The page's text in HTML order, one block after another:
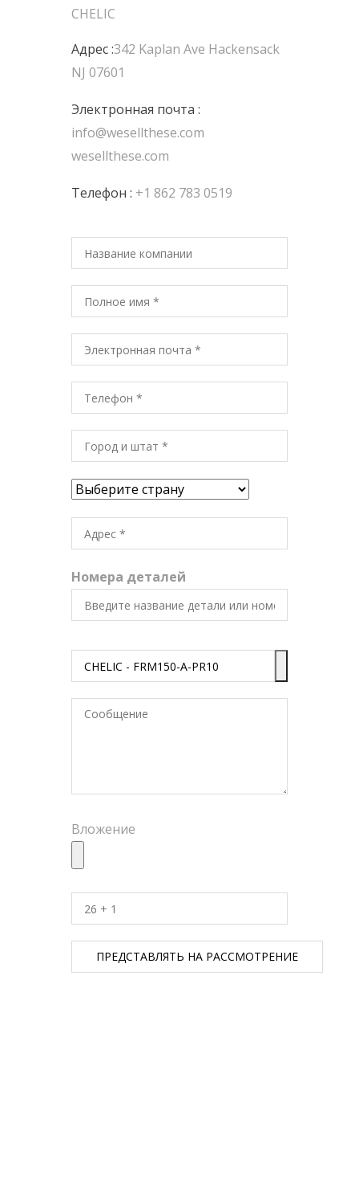
CHELIC
Адрес :342 Kaplan Ave Hackensack
NJ 07601
Электронная почта :
info@wesellthese.com
wesellthese.com
Телефон : +1 862 783 0519
Номера деталей
Вложение